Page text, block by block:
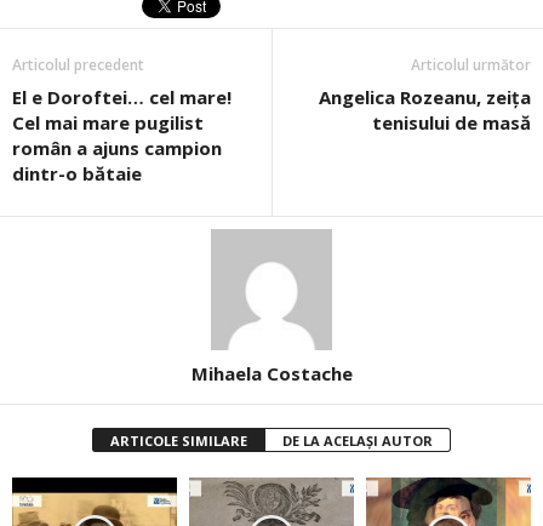
Articolul precedent
El e Doroftei… cel mare!
Cel mai mare pugilist
român a ajuns campion
dintr-o bătaie
Articolul următor
Angelica Rozeanu, zeița
tenisului de masă
Mihaela Costache
ARTICOLE SIMILARE DE LA ACELAȘI AUTOR